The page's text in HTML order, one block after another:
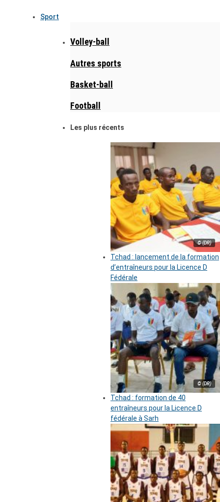
Sport
Volley-ball
Autres sports
Basket-ball
Football
Les plus récents
© (DR)
Tchad : lancement de la formation
d’entraîneurs pour la Licence D
Fédérale
© (DR)
Tchad : formation de 40
entraîneurs pour la Licence D
fédérale à Sarh